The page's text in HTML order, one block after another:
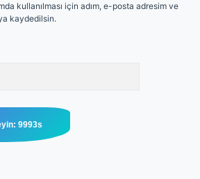
kullanılması için adım, e-posta adresim ve
kaydedilsin.